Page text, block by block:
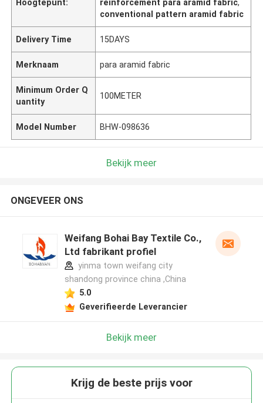
Hoogtepunt:
reinforcement para aramid fabric,
conventional pattern aramid fabric
Delivery Time 15DAYS
Merknaam para aramid fabric
Minimum Order Q
uantity
100METER
Model Number BHW-098636
Bekijk meer
ONGEVEER ONS
Weifang Bohai Bay Textile Co.,
Ltd fabrikant profiel
yinma town weifang city
shandong province china ,China
5.0
Geverifieerde Leverancier
Bekijk meer
Krijg de beste prijs voor